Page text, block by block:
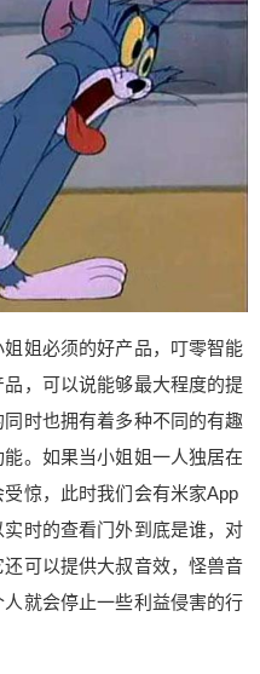
姐必须的好产品，叮零智能
，可以说能够最大程度的提
时也拥有着多种不同的有趣
。如果当小姐姐一人独居在
惊，此时我们会有米家App
时的查看门外到底是谁，对
可以提供大叔音效，怪兽音
就会停止一些利益侵害的行